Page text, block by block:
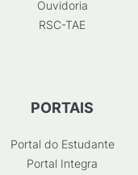
Ouvidoria
RSC-TAE
PORTAIS
Portal do Estudante
Portal Integra